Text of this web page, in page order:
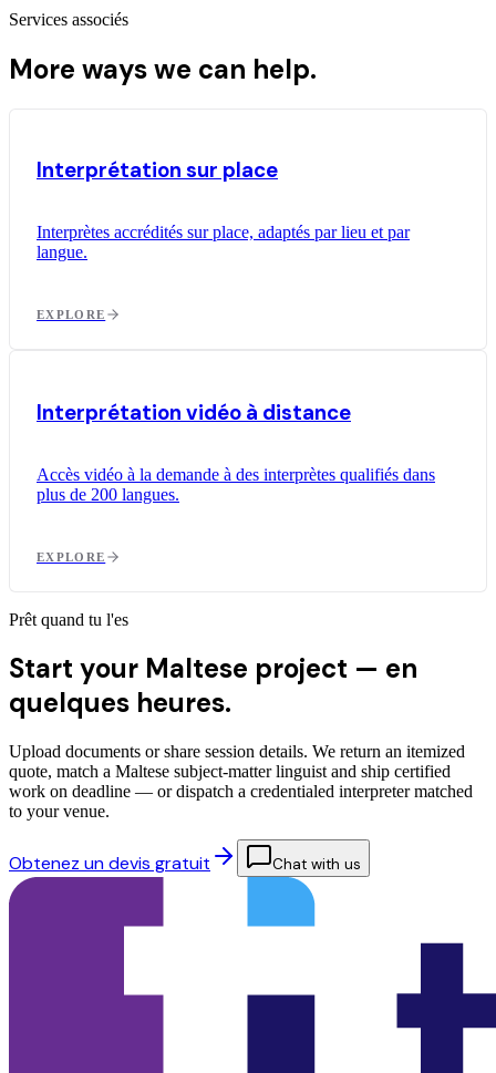
Services associés
More ways we can help.
Interprétation sur place
Interprètes accrédités sur place, adaptés par lieu et par
langue.
EXPLORE
Interprétation vidéo à distance
Accès vidéo à la demande à des interprètes qualifiés dans
plus de 200 langues.
EXPLORE
Prêt quand tu l'es
Start your Maltese project — en
quelques heures.
Upload documents or share session details. We return an itemized
quote, match a Maltese subject-matter linguist and ship certified
work on deadline — or dispatch a credentialed interpreter matched
to your venue.
Obtenez un devis gratuit Chat with us